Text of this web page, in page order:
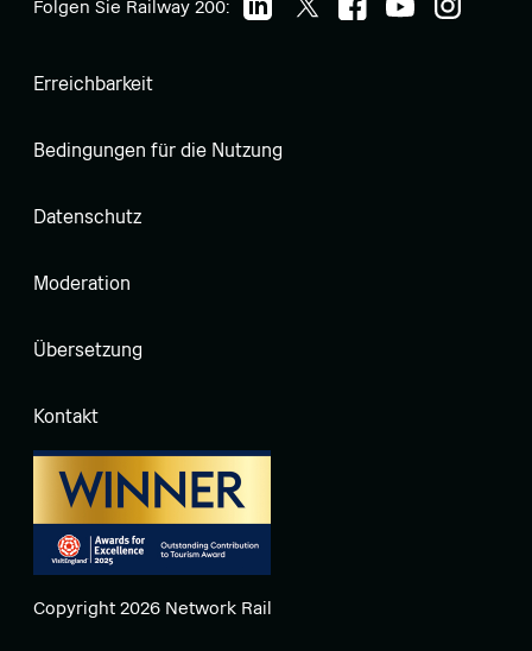
Folgen Sie Railway 200:
Erreichbarkeit
Bedingungen für die Nutzung
Datenschutz
Moderation
Übersetzung
Kontakt
Copyright 2026 Network Rail